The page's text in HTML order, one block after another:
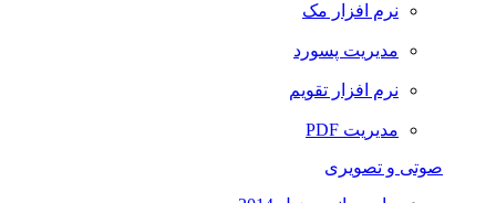
نرم افزار مک
مدیریت پسورد
نرم افزار تقویم
مدیریت PDF
صوتی و تصویری